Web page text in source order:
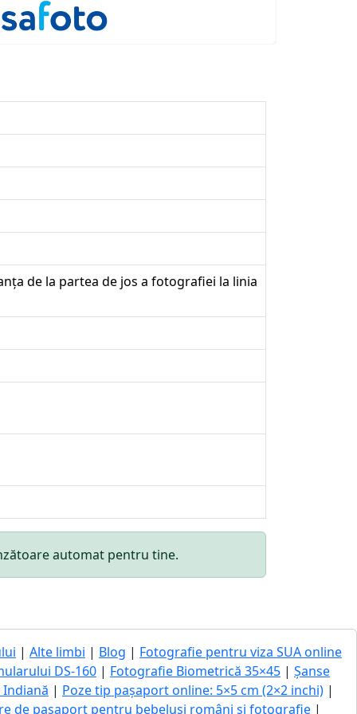
de la partea de jos a fotografiei la linia
automat pentru tine.
| Alte limbi | Blog | Fotografie pentru viza SUA online
DS-160 | Fotografie Biometrică 35×45 | Șanse
| Poze tip pașaport online: 5×5 cm (2×2 inchi) |
de pașaport pentru bebeluși români și fotografie |